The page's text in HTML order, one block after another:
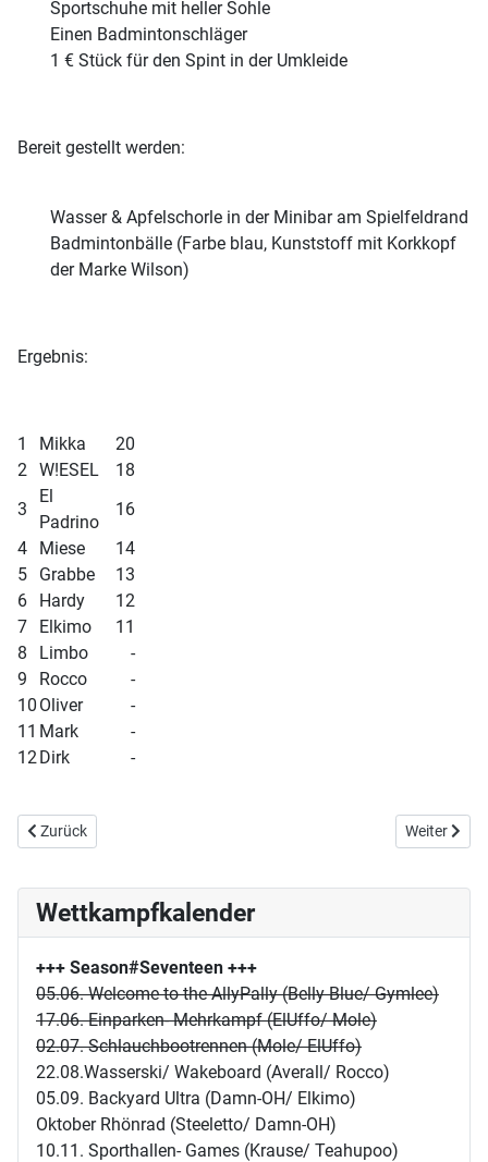
Sportschuhe mit heller Sohle
Einen Badmintonschläger
1 € Stück für den Spint in der Umkleide
Bereit gestellt werden:
Wasser & Apfelschorle in der Minibar am Spielfeldrand
Badmintonbälle (Farbe blau, Kunststoff mit Korkkopf
der Marke Wilson)
Ergebnis:
1 Mikka
20
2
W!ESEL
18
3
El
Padrino
16
4
Miese
14
5
Grabbe
13
6
Hardy
12
7
Elkimo
11
8
Limbo
-
9
Rocco
-
10 Oliver
-
11 Mark
-
12 Dirk -
Vorheriger Beitrag: 12/09 Schlag den Raab
Zurück Nächster
Weiter
Wettkampfkalender
+++ Season#Seventeen +++
05.06. Welcome to the AllyPally (Belly Blue/ Gymlee)
17.06. Einparken- Mehrkampf (ElUffo/ Mole)
02.07. Schlauchbootrennen (Mole/ ElUffo)
22.08.Wasserski/ Wakeboard (Averall/ Rocco)
05.09. Backyard Ultra (Damn-OH/ Elkimo)
Oktober Rhönrad (Steeletto/ Damn-OH)
10.11. Sporthallen- Games (Krause/ Teahupoo)